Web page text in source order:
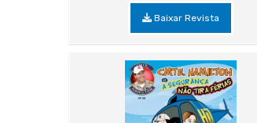
Baixar Revista